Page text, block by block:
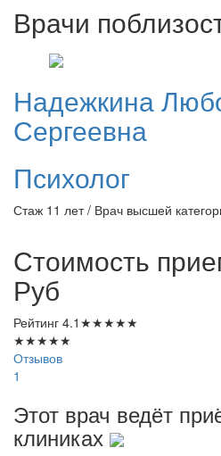
Врачи
Надежкина
Сергеевна
Психолог
Стаж 11 лет / Врач высшей
Стоимость
Руб
Рейтинг 4.1 ★★★★★
★★★★★
Отзывов
1
Этот врач ведёт
клиниках